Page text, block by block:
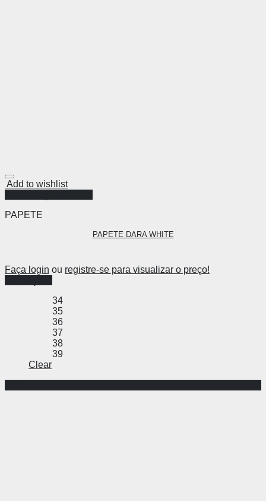
Add to wishlist
PAPETE
PAPETE DARA WHITE
Faça login ou registre-se para visualizar o preço!
34
35
36
37
38
39
Clear